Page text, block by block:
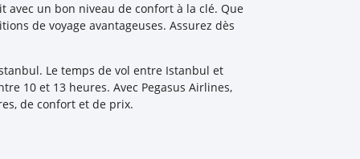
un bon niveau de confort à la clé. Que
de voyage avantageuses. Assurez dès
Le temps de vol entre Istanbul et
10 et 13 heures. Avec Pegasus Airlines,
de confort et de prix.